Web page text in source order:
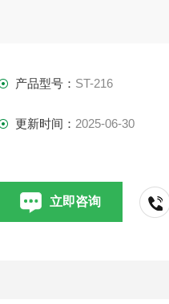
产品型号： ST-216
更新时间： 2025-06-30
立即咨询